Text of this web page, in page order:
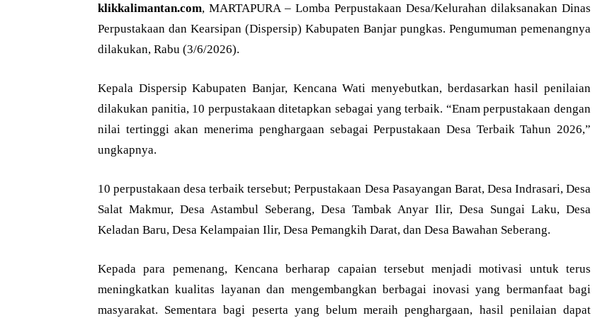
klikkalimantan.com, MARTAPURA – Lomba Perpustakaan Desa/Kelurahan dilaksanakan Dinas
Perpustakaan dan Kearsipan (Dispersip) Kabupaten Banjar pungkas. Pengumuman pemenangnya
dilakukan, Rabu (3/6/2026).
Kepala Dispersip Kabupaten Banjar, Kencana Wati menyebutkan, berdasarkan hasil penilaian
dilakukan panitia, 10 perpustakaan ditetapkan sebagai yang terbaik. “Enam perpustakaan dengan
nilai tertinggi akan menerima penghargaan sebagai Perpustakaan Desa Terbaik Tahun 2026,”
ungkapnya.
10 perpustakaan desa terbaik tersebut; Perpustakaan Desa Pasayangan Barat, Desa Indrasari, Desa
Salat Makmur, Desa Astambul Seberang, Desa Tambak Anyar Ilir, Desa Sungai Laku, Desa
Keladan Baru, Desa Kelampaian Ilir, Desa Pemangkih Darat, dan Desa Bawahan Seberang.
Kepada para pemenang, Kencana berharap capaian tersebut menjadi motivasi untuk terus
meningkatkan kualitas layanan dan mengembangkan berbagai inovasi yang bermanfaat bagi
masyarakat. Sementara bagi peserta yang belum meraih penghargaan, hasil penilaian dapat